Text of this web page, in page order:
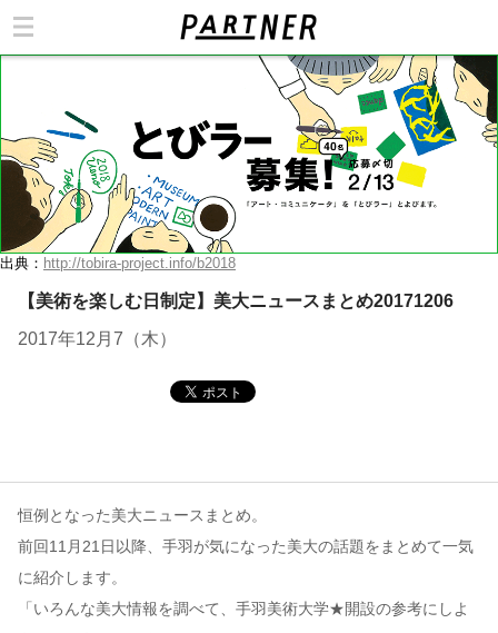
出典： http://tobira-project.info/b2018
【美術を楽しむ日制定】美大ニュースまとめ20171206
2017年12月7（木）
恒例となった美大ニュースまとめ。
前回11月21日以降、手羽が気になった美大の話題をまとめて一気
に紹介します。
「いろんな美大情報を調べて、手羽美術大学★開設の参考にしよ
コンテンツ
このサイトについて